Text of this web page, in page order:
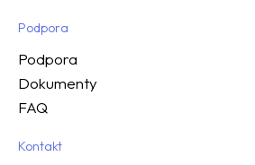
Podpora
Podpora
Dokumenty
FAQ
Kontakt